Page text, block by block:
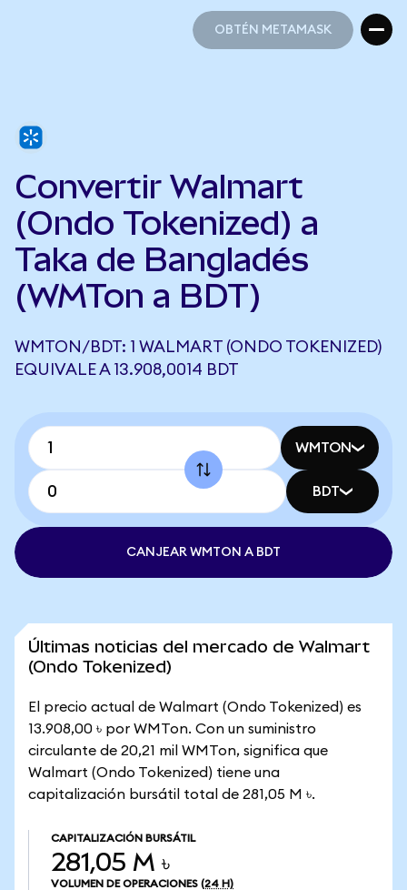
OBTÉN METAMASK
Convertir Walmart
(Ondo Tokenized) a
Taka de Bangladés
(WMTon a BDT)
WMTON/BDT: 1 WALMART (ONDO TOKENIZED)
EQUIVALE A 13.908,0014 BDT
WMTON
BDT
CANJEAR WMTON A BDT
Últimas noticias del mercado de Walmart
(Ondo Tokenized)
El precio actual de Walmart (Ondo Tokenized) es
13.908,00 ৳ por WMTon. Con un suministro
circulante de 20,21 mil WMTon, significa que
Walmart (Ondo Tokenized) tiene una
capitalización bursátil total de 281,05 M ৳.
CAPITALIZACIÓN BURSÁTIL
281,05 M ৳
VOLUMEN DE OPERACIONES (24 H)